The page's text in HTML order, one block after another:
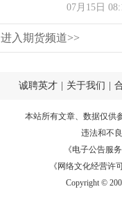
07月15日
进入期货频道>>
诚聘英才 关于我们
本站所有文章、数据仅供
违法和不
《电子公告服务
《网络文化经营许
Copyright ©